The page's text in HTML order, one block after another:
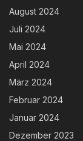
August 2024
Juli 2024
Mai 2024
April 2024
März 2024
Februar 2024
Januar 2024
Dezember 2023